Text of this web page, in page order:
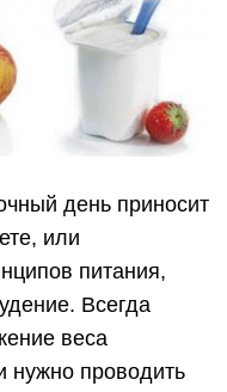
день приносит
или
питания,
Всегда
веса
нужно проводить